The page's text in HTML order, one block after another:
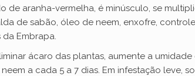
de aranha-vermelha, é minúsculo, se
de sabão, óleo de neem, enxofre,
Embrapa.
ácaro das plantas, aumente a
a cada 5 a 7 dias. Em infestação leve,